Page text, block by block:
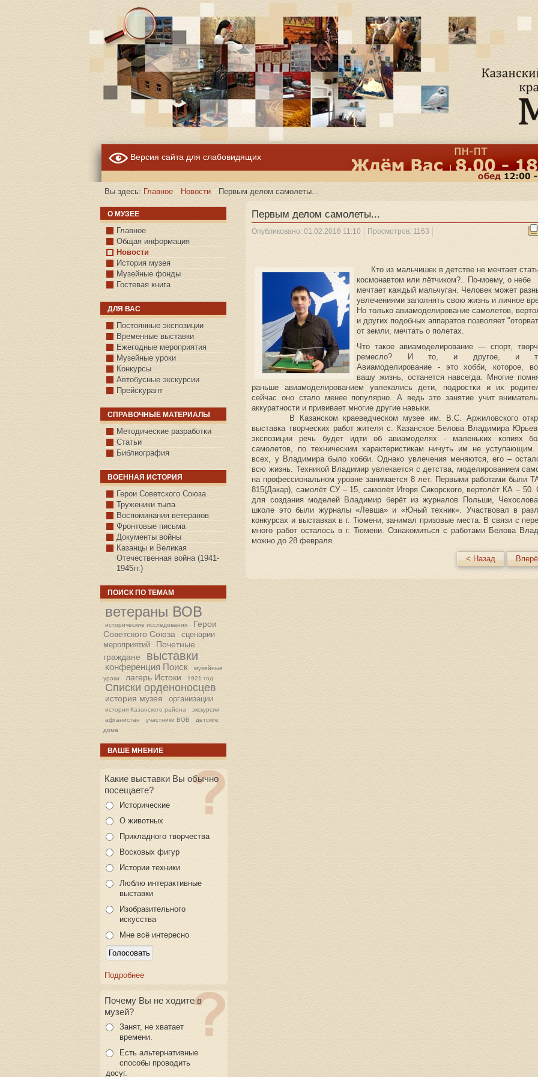
Версия сайта для слабовидящих
Вы здесь: Главное Новости Первым делом самолеты...
О МУЗЕЕ
Главное
Общая информация
Новости
История музея
Музейные фонды
Гостевая книга
ДЛЯ ВАС
Постоянные экспозиции
Временные выставки
Ежегодные мероприятия
Музейные уроки
Конкурсы
Автобусные экскурсии
Прейскурант
СПРАВОЧНЫЕ МАТЕРИАЛЫ
Методические разработки
Статьи
Библиография
ВОЕННАЯ ИСТОРИЯ
С.КАЗАНСКОЕ
Герои Советского Союза
Труженики тыла
Воспоминания ветеранов
Фронтовые письма
Документы войны
Казанцы и Великая
Отечественная война (1941-
1945гг.)
ПОИСК ПО ТЕМАМ
ветераны ВОВ
исторические исследования
Герои
Советского Союза
сценарии
мероприятий
Почетные
граждане
выставки
конференция Поиск
музейные
уроки
лагерь Истоки 1921 год
Списки орденоносцев
история музея организации
история Казанского района
экскурсии
афганистан
участники ВОВ
детские
дома
ВАШЕ МНЕНИЕ
Какие выставки Вы обычно
посещаете?
Исторические
О животных
Прикладного творчества
Восковых фигур
Истории техники
Люблю интерактивные
выставки
Изобразительного
искусства
Мне всё интересно
Подробнее
Почему Вы не ходите в
музей?
Занят, не хватает
времени.
Есть альтернативные
способы проводить
досуг.
Первым делом самолеты...
Опубликовано: 01.02.2016 11:10 Просмотров: 1163
Кто из мальчишек в детстве не мечтает
космонавтом или лётчиком?.. По-моему, о небе
мечтает каждый мальчуган. Человек может
увлечениями заполнять свою жизнь и личное
Но только авиамоделирование самолетов,
и других подобных аппаратов позволяет
от земли, мечтать о полетах.
Что такое авиамоделирование — спорт,
ремесло? И то, и другое, и
Авиамоделирование - это хобби, которое,
вашу жизнь, останется навсегда. Многие
раньше авиамоделированием увлекались дети, подростки и их
сейчас оно стало менее популярно. А ведь это занятие учит
аккуратности и прививает многие другие навыки.
В Казанском краеведческом музее им. В.С. Аржиловского
выставка творческих работ жителя с. Казанское Белова Владимира
экспозиции речь будет идти об авиамоделях - маленьких копиях
самолетов, по техническим характеристикам ничуть им не
всех, у Владимира было хобби. Однако увлечения меняются, его –
всю жизнь. Техникой Владимир увлекается с детства, моделированием
на профессиональном уровне занимается 8 лет. Первыми работами были
815(Дакар), самолёт СУ – 15, самолёт Игоря Сикорского, вертолёт КА –
для создания моделей Владимир берёт из журналов Польши,
школе это были журналы «Левша» и «Юный техник». Участвовал в
конкурсах и выставках в г. Тюмени, занимал призовые места. В связи с
много работ осталось в г. Тюмени. Ознакомиться с работами Белова
можно до 28 февраля.
< Назад